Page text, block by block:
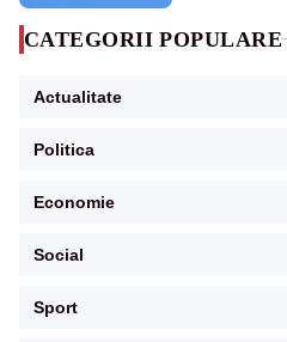
CATEGORII POPULARE
Actualitate
Politica
Economie
Social
Sport